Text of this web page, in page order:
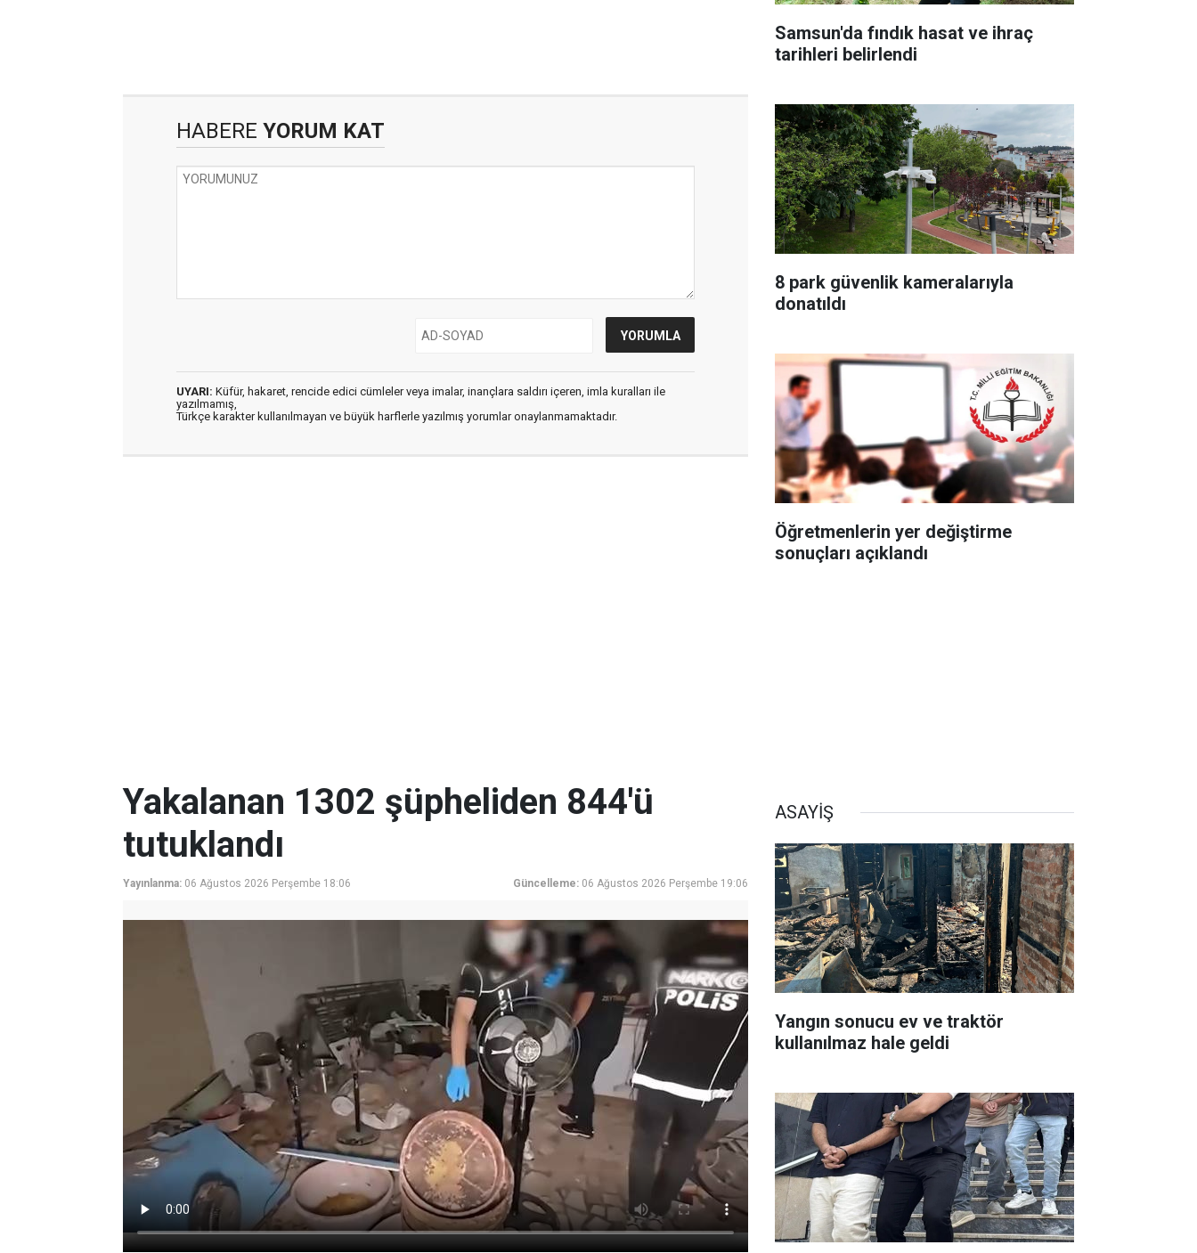
HABERE YORUM KAT
UYARI: Küfür, hakaret, rencide edici cümleler veya imalar, inançlara saldırı içeren, imla kuralları ile
yazılmamış,
Türkçe karakter kullanılmayan ve büyük harflerle yazılmış yorumlar onaylanmamaktadır.
Samsun'da fındık hasat ve ihraç
tarihleri belirlendi
8 park güvenlik kameralarıyla
donatıldı
Öğretmenlerin yer değiştirme
sonuçları açıklandı
Yakalanan 1302 şüpheliden 844'ü
tutuklandı
Yayınlanma: 06 Ağustos 2026 Perşembe 18:06 Güncelleme: 06 Ağustos 2026 Perşembe 19:06
ASAYİŞ
Yangın sonucu ev ve traktör
kullanılmaz hale geldi